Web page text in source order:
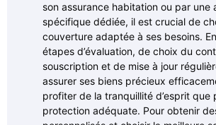
son assurance habitation ou par une
spécifique dédiée, il est crucial de
couverture adaptée à ses besoins.
étapes d’évaluation, de choix du
souscription et de mise à jour
assurer ses biens précieux
profiter de la tranquillité d’esprit que
protection adéquate. Pour obtenir